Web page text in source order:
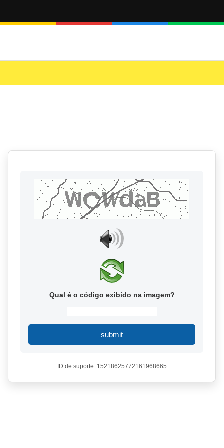
Qual é o código exibido na imagem?
submit
ID de suporte: 15218625772161968665